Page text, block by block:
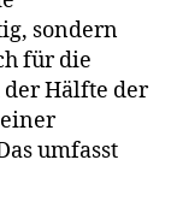
sondern
für die
der Hälfte der
umfasst